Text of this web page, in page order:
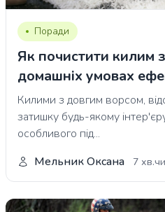
Поради
Як почистити килим
домашніх умовах
Килими з довгим ворсом,
затишку будь-якому
особливого під...
Мельник Оксана
7